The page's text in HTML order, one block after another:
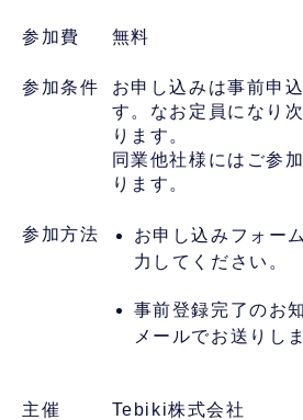
参加費 無料
参加条件
お申し込みは事前申
す。なお定員になり
ります。
同業他社様にはご参
ります。
参加方法
お申し込みフォー
力してください。
事前登録完了のお
メールでお送りし
主催 Tebiki株式会社